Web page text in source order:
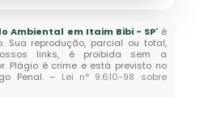
Ambiental em Itaim Bibi - SP" é
Sua reprodução, parcial ou total,
links, é proibida sem a
Plágio é crime e está previsto no
Penal. – Lei n° 9.610-98 sobre